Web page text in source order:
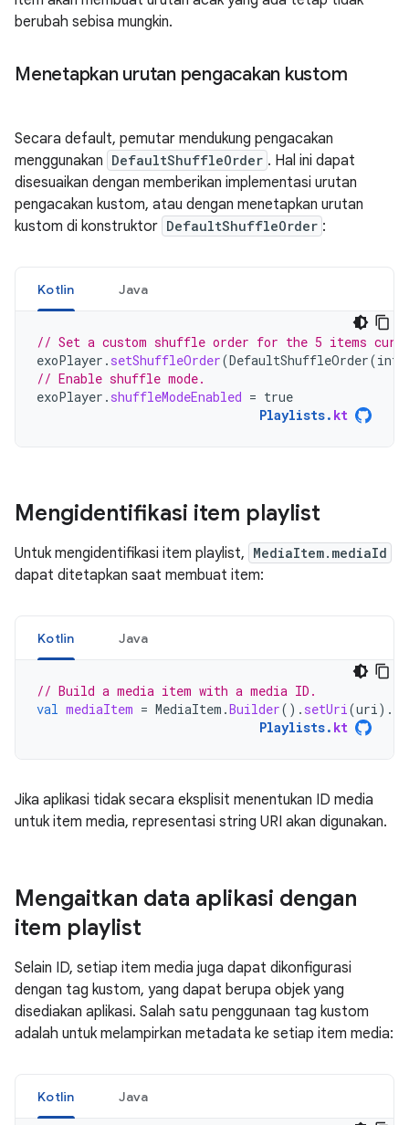
berubah sebisa mungkin.
Menetapkan urutan pengacakan kustom
Secara default, pemutar mendukung pengacakan
menggunakan DefaultShuffleOrder . Hal ini dapat
disesuaikan dengan memberikan implementasi urutan
pengacakan kustom, atau dengan menetapkan urutan
kustom di konstruktor DefaultShuffleOrder :
Kotlin Java
// Set a custom shuffle order for the 5 items
exoPlayer . setShuffleOrder(DefaultShuffleOrder(
// Enable shuffle mode.
exoPlayer . shuffleModeEnabled = true
Playlists. kt
Mengidentifikasi item playlist
Untuk mengidentifikasi item playlist, MediaItem.mediaId
dapat ditetapkan saat membuat item:
Kotlin Java
// Build a media item with a media ID.
val mediaItem = MediaItem .Builder(). setUri(uri).
Playlists. kt
Jika aplikasi tidak secara eksplisit menentukan ID media
untuk item media, representasi string URI akan digunakan.
Mengaitkan data aplikasi dengan
item playlist
Selain ID, setiap item media juga dapat dikonfigurasi
dengan tag kustom, yang dapat berupa objek yang
disediakan aplikasi. Salah satu penggunaan tag kustom
adalah untuk melampirkan metadata ke setiap item media:
Kotlin Java